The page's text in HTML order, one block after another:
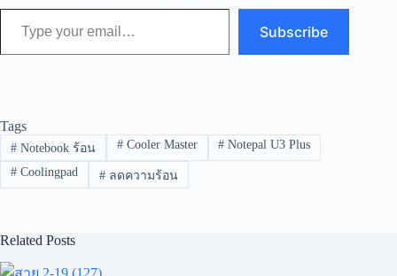
Type your email…
Subscribe
Tags
#Notebook ร้อน #Cooler Master # Notepal U3 Plus
#Coolingpad #ลดความร้อน
Related Posts